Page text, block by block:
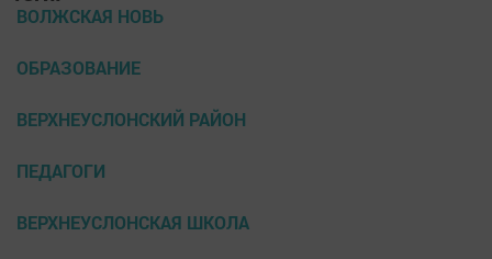
ВОЛЖСКАЯ НОВЬ
ОБРАЗОВАНИЕ
ВЕРХНЕУСЛОНСКИЙ РАЙОН
ПЕДАГОГИ
ВЕРХНЕУСЛОНСКАЯ ШКОЛА